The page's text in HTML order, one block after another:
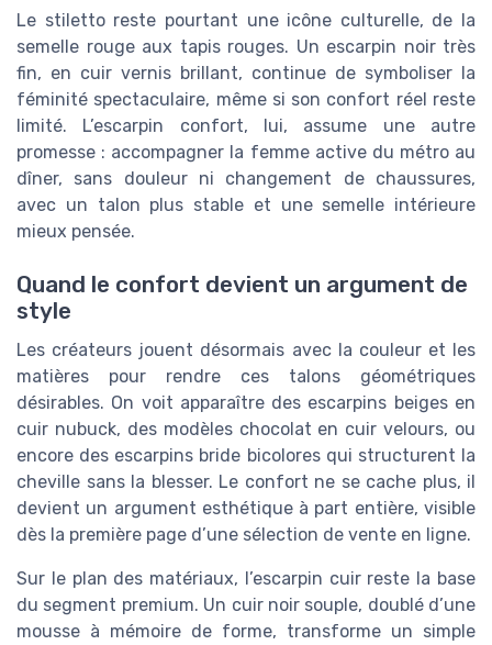
Le stiletto reste pourtant une icône culturelle, de la
semelle rouge aux tapis rouges. Un escarpin noir très
fin, en cuir vernis brillant, continue de symboliser la
féminité spectaculaire, même si son confort réel reste
limité. L’escarpin confort, lui, assume une autre
promesse : accompagner la femme active du métro au
dîner, sans douleur ni changement de chaussures,
avec un talon plus stable et une semelle intérieure
mieux pensée.
Quand le confort devient un argument de
style
Les créateurs jouent désormais avec la couleur et les
matières pour rendre ces talons géométriques
désirables. On voit apparaître des escarpins beiges en
cuir nubuck, des modèles chocolat en cuir velours, ou
encore des escarpins bride bicolores qui structurent la
cheville sans la blesser. Le confort ne se cache plus, il
devient un argument esthétique à part entière, visible
dès la première page d’une sélection de vente en ligne.
Sur le plan des matériaux, l’escarpin cuir reste la base
du segment premium. Un cuir noir souple, doublé d’une
mousse à mémoire de forme, transforme un simple